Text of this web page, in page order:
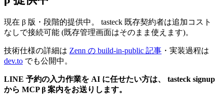
現在 β 版・段階的提供中。 tasteck 既存契約者は追加コスト
なしで接続可能 (既存管理画面はそのまま使えます)。
技術仕様の詳細は Zenn の build-in-public 記事 ・実装過程は
dev.to でも公開中。
LINE 予約の入力作業を AI に任せたい方は、 tasteck signup
から MCP β 案内をお送りします。